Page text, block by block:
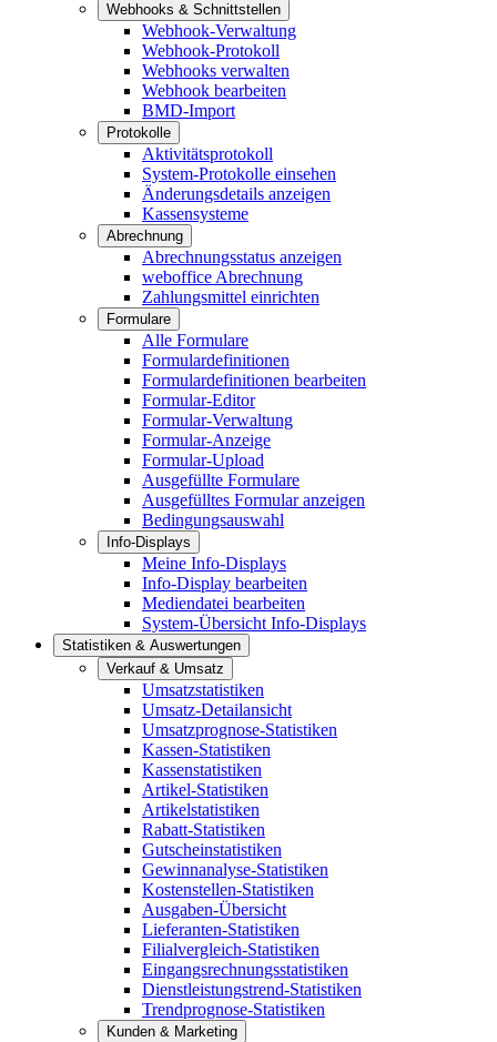
Webhooks & Schnittstellen
Webhook-Verwaltung
Webhook-Protokoll
Webhooks verwalten
Webhook bearbeiten
BMD-Import
Protokolle
Aktivitätsprotokoll
System-Protokolle einsehen
Änderungsdetails anzeigen
Kassensysteme
Abrechnung
Abrechnungsstatus anzeigen
weboffice Abrechnung
Zahlungsmittel einrichten
Formulare
Alle Formulare
Formulardefinitionen
Formulardefinitionen bearbeiten
Formular-Editor
Formular-Verwaltung
Formular-Anzeige
Formular-Upload
Ausgefüllte Formulare
Ausgefülltes Formular anzeigen
Bedingungsauswahl
Info-Displays
Meine Info-Displays
Info-Display bearbeiten
Mediendatei bearbeiten
System-Übersicht Info-Displays
Statistiken & Auswertungen
Verkauf & Umsatz
Umsatzstatistiken
Umsatz-Detailansicht
Umsatzprognose-Statistiken
Kassen-Statistiken
Kassenstatistiken
Artikel-Statistiken
Artikelstatistiken
Rabatt-Statistiken
Gutscheinstatistiken
Gewinnanalyse-Statistiken
Kostenstellen-Statistiken
Ausgaben-Übersicht
Lieferanten-Statistiken
Filialvergleich-Statistiken
Eingangsrechnungsstatistiken
Dienstleistungstrend-Statistiken
Trendprognose-Statistiken
Kunden & Marketing